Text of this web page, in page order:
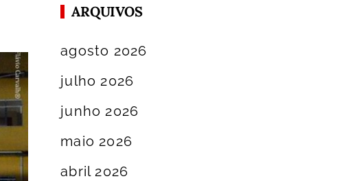
ARQUIVOS
agosto 2026
julho 2026
junho 2026
maio 2026
abril 2026